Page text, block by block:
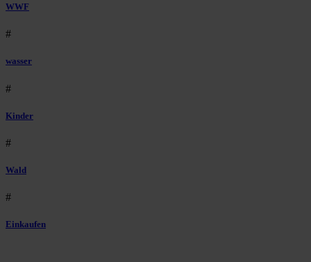
WWF
#
wasser
#
Kinder
#
Wald
#
Einkaufen